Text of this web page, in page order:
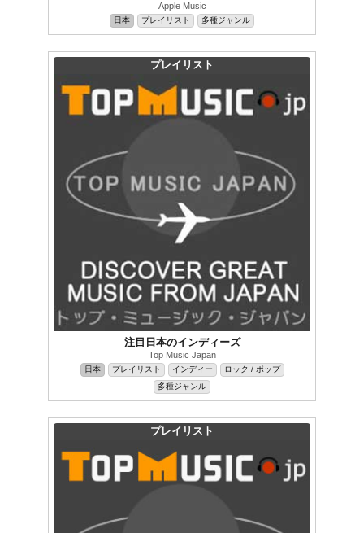
Apple Music
日本 プレイリスト 多種ジャンル
プレイリスト
注目日本のインディーズ
Top Music Japan
日本 プレイリスト インディー
ロック / ポップ
多種ジャンル
プレイリスト